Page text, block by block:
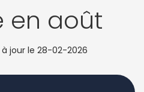
en août
jour le 28-02-2026